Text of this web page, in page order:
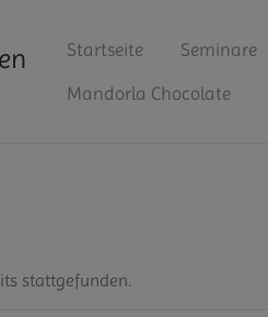
Startseite Seminare
Mandorla Chocolate
stattgefunden.